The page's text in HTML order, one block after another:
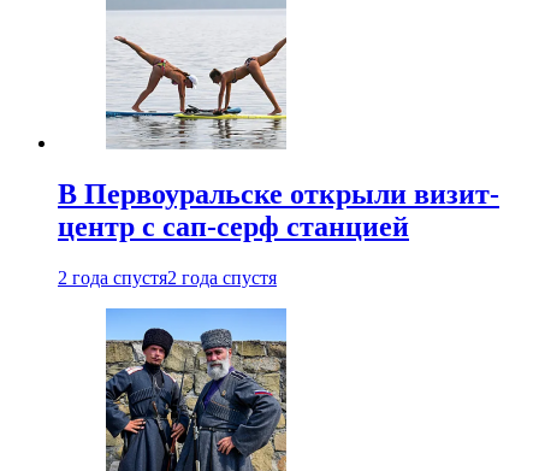
В Первоуральске открыли визит-
центр с сап-серф станцией
2 года спустя2 года спустя